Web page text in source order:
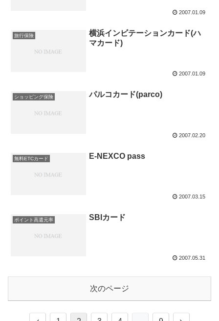
2007.01.09
旅行保険
横浜インビテーションカード(ハ
マカード)
2007.01.09
ショッピング保険 パルコカード(parco)
2007.02.20
無料ETCカード E-NEXCO pass
2007.03.15
ポイント高還元率 SBIカード
2007.05.31
次のページ